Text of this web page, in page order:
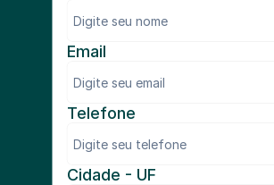
Email
Telefone
Cidade - UF